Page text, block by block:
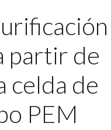
partir de
celda de
PEM